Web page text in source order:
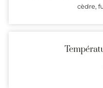
cèdre,